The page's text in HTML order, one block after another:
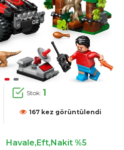
Stok: 1
167 kez görüntülendi
Havale,Eft,Nakit %5